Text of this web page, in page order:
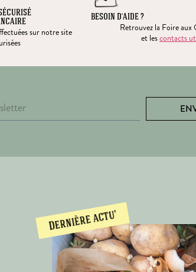
sur notre site
BESOIN D’AIDE ?
Retrouvez la Foire aux
et lescontacts
Dernière actu'